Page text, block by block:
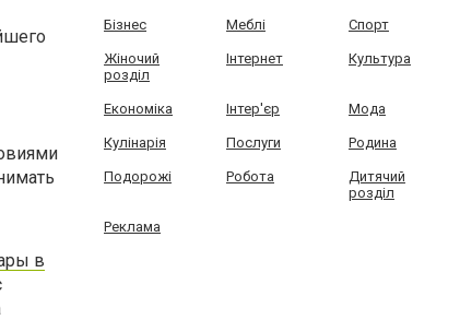
в
Бізнес Меблі Спорт
Жіночий
розділ
Інтернет Культура
Економіка Інтер'єр Мода
Кулінарія Послуги Родина
Подорожі Робота
Дитячий
розділ
Реклама